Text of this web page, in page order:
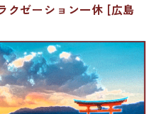
クゼーション一休 [広島